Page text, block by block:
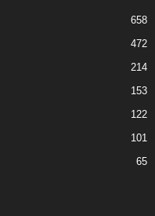
658
472
214
153
122
101
65